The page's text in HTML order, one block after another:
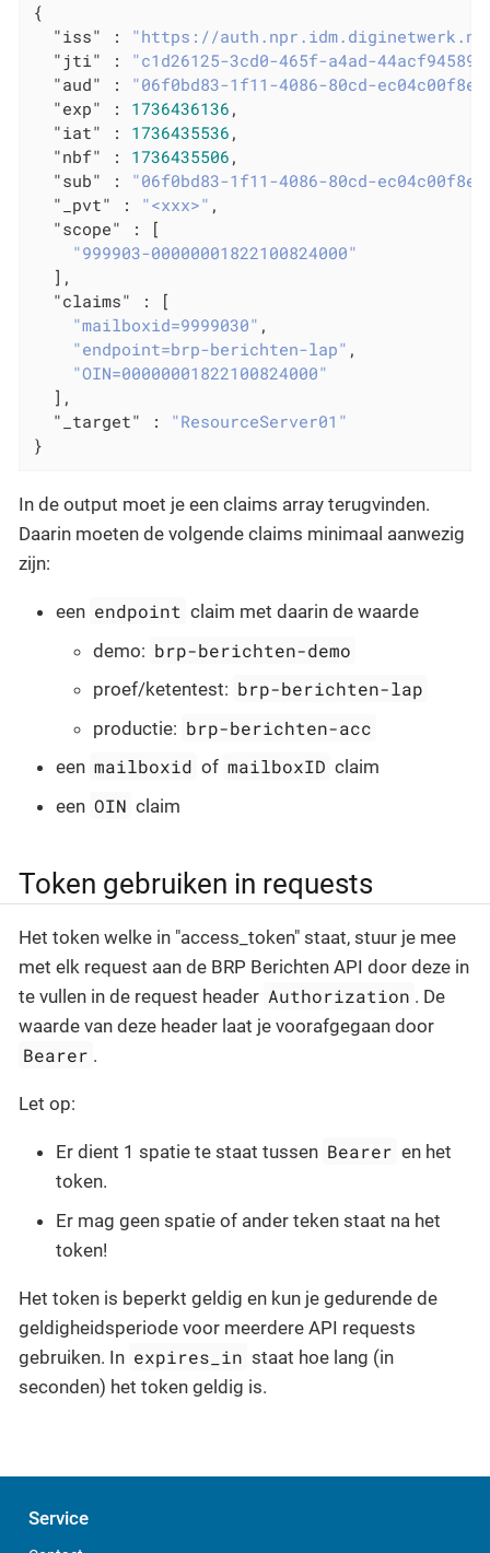
{
"iss"
: "https://
"jti"
: "c1d26125-3cd0-465f-a4ad-
"aud"
: "06f0bd83-1f11-4086-80cd-
"exp"
: 1736436136 ,
"iat"
: 1736435536 ,
"nbf"
: 1736435506 ,
"sub"
: "06f0bd83-1f11-4086-80cd-
"_pvt"
: "<xxx>" ,
"scope"
: [
"999903-00000001822100824000"
  ],
"claims"
: [
"mailboxid=9999030" ,
"endpoint=brp-berichten-lap" ,
"OIN=00000001822100824000"
  ],
"_target"
: "ResourceServer01"
}
In de output moet je een claims array terugvinden.
Daarin moeten de volgende claims minimaal aanwezig
zijn:
een endpoint claim met daarin de waarde
demo: brp-berichten-demo
proef/ketentest: brp-berichten-lap
productie: brp-berichten-acc
een mailboxid of mailboxID claim
een OIN claim
Token gebruiken in requests
Het token welke in "access_token" staat, stuur je mee
met elk request aan de BRP Berichten API door deze in
te vullen in de request header Authorization . De
waarde van deze header laat je voorafgegaan door
Bearer .
Let op:
Er dient 1 spatie te staat tussen Bearer en het
token.
Er mag geen spatie of ander teken staat na het
token!
Het token is beperkt geldig en kun je gedurende de
geldigheidsperiode voor meerdere API requests
gebruiken. In expires_in staat hoe lang (in
seconden) het token geldig is.
Service